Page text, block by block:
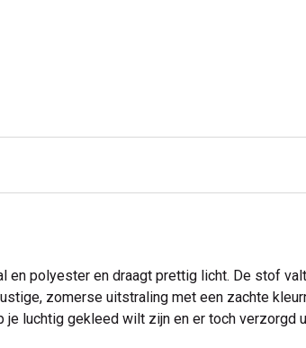
en polyester en draagt prettig licht. De stof
zomerse uitstraling met een zachte
je luchtig gekleed wilt zijn en er toch verzorgd